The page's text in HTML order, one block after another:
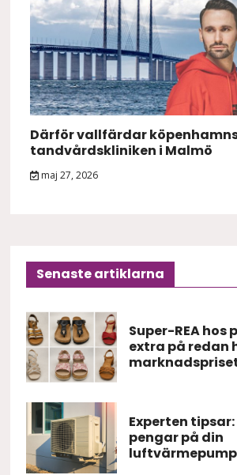
Därför vallfärdar
tandvårdskliniken i Malmö
maj 27, 2026
Senaste artiklarna
Super-REA hos
extra på redan
Experten
pengar på din
luftvärmepump